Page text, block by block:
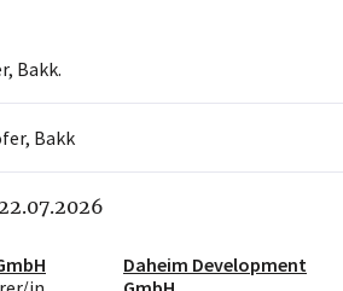
Bakk.
Bakk
Daheim Development